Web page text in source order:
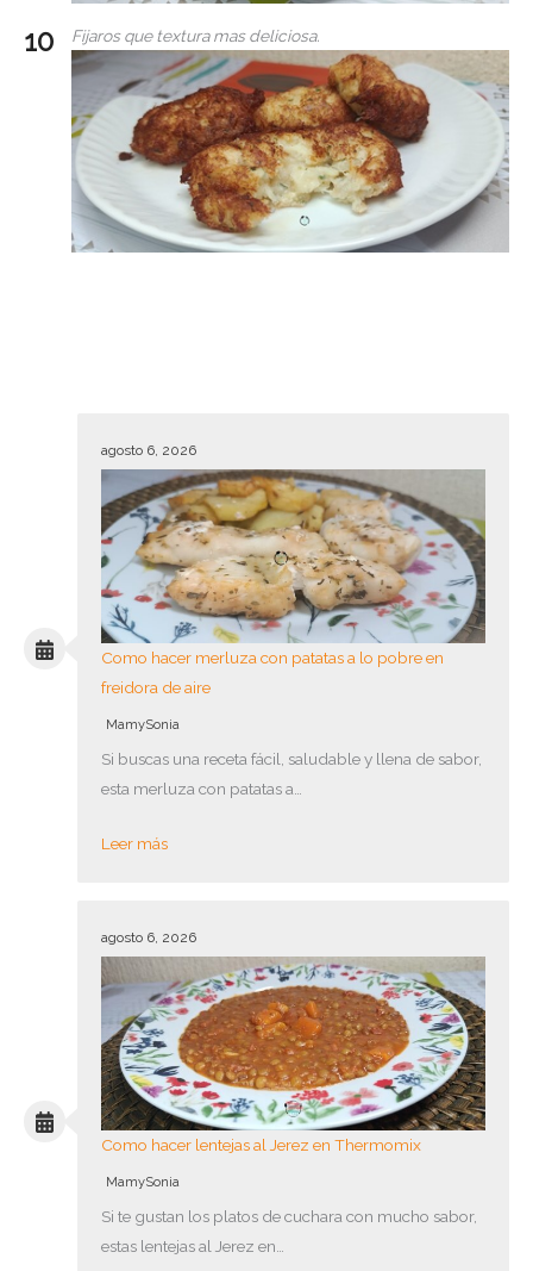
Fijaros que textura mas deliciosa.
agosto 6, 2026
Como hacer merluza con patatas a lo pobre en
freidora de aire
MamySonia
Si buscas una receta fácil, saludable y llena de sabor,
esta merluza con patatas a…
Leer más
agosto 6, 2026
Como hacer lentejas al Jerez en Thermomix
MamySonia
Si te gustan los platos de cuchara con mucho sabor,
estas lentejas al Jerez en…